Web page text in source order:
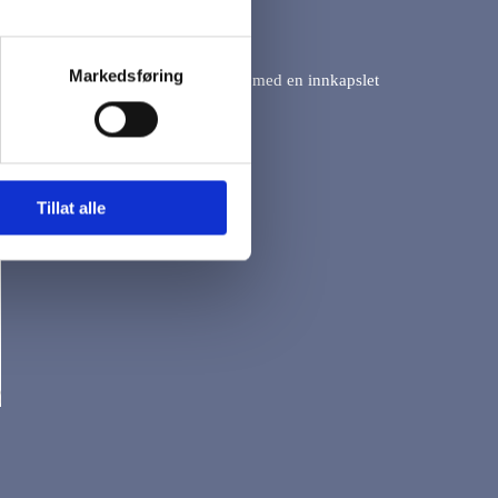
Markedsføring
Tillat alle
og komfortabel polypropylenfiber med en innkapslet
(latexfri).